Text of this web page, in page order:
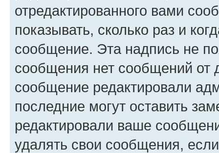
отредактированного вами
показывать, сколько раз и
сообщение. Эта надпись не
сообщения нет сообщений от
сообщение редактировали
последние могут оставить
редактировали ваше
удалять свои сообщения,